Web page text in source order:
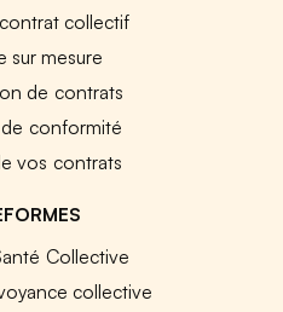
collectif
sur mesure
de contrats
conformité
vos contrats
Collective
collective